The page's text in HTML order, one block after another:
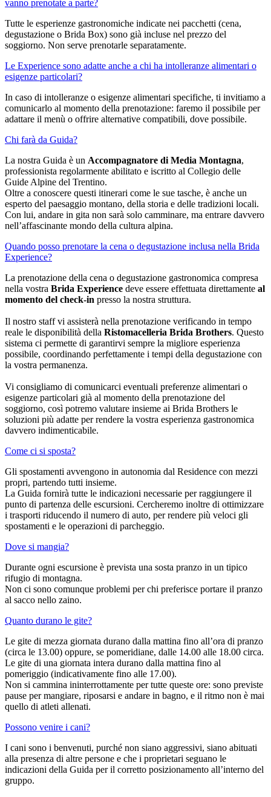
vanno prenotate a parte?
Tutte le esperienze gastronomiche indicate nei pacchetti (cena,
degustazione o Brida Box) sono già incluse nel prezzo del
soggiorno. Non serve prenotarle separatamente.
Le Experience sono adatte anche a chi ha intolleranze alimentari o
esigenze particolari?
In caso di intolleranze o esigenze alimentari specifiche, ti invitiamo a
comunicarlo al momento della prenotazione: faremo il possibile per
adattare il menù o offrire alternative compatibili, dove possibile.
Chi farà da Guida?
La nostra Guida è un Accompagnatore di Media Montagna,
professionista regolarmente abilitato e iscritto al Collegio delle
Guide Alpine del Trentino.
Oltre a conoscere questi itinerari come le sue tasche, è anche un
esperto del paesaggio montano, della storia e delle tradizioni locali.
Con lui, andare in gita non sarà solo camminare, ma entrare davvero
nell’affascinante mondo della cultura alpina.
Quando posso prenotare la cena o degustazione inclusa nella Brida
Experience?
La prenotazione della cena o degustazione gastronomica compresa
nella vostra Brida Experience deve essere effettuata direttamente al
momento del check-in presso la nostra struttura.
Il nostro staff vi assisterà nella prenotazione verificando in tempo
reale le disponibilità della Ristomacelleria Brida Brothers. Questo
sistema ci permette di garantirvi sempre la migliore esperienza
possibile, coordinando perfettamente i tempi della degustazione con
la vostra permanenza.
Vi consigliamo di comunicarci eventuali preferenze alimentari o
esigenze particolari già al momento della prenotazione del
soggiorno, così potremo valutare insieme ai Brida Brothers le
soluzioni più adatte per rendere la vostra esperienza gastronomica
davvero indimenticabile.
Come ci si sposta?
Gli spostamenti avvengono in autonomia dal Residence con mezzi
propri, partendo tutti insieme.
La Guida fornirà tutte le indicazioni necessarie per raggiungere il
punto di partenza delle escursioni. Cercheremo inoltre di ottimizzare
i trasporti riducendo il numero di auto, per rendere più veloci gli
spostamenti e le operazioni di parcheggio.
Dove si mangia?
Durante ogni escursione è prevista una sosta pranzo in un tipico
rifugio di montagna.
Non ci sono comunque problemi per chi preferisce portare il pranzo
al sacco nello zaino.
Quanto durano le gite?
Le gite di mezza giornata durano dalla mattina fino all’ora di pranzo
(circa le 13.00) oppure, se pomeridiane, dalle 14.00 alle 18.00 circa.
Le gite di una giornata intera durano dalla mattina fino al
pomeriggio (indicativamente fino alle 17.00).
Non si cammina ininterrottamente per tutte queste ore: sono previste
pause per mangiare, riposarsi e andare in bagno, e il ritmo non è mai
quello di atleti allenati.
Possono venire i cani?
I cani sono i benvenuti, purché non siano aggressivi, siano abituati
alla presenza di altre persone e che i proprietari seguano le
indicazioni della Guida per il corretto posizionamento all’interno del
gruppo.